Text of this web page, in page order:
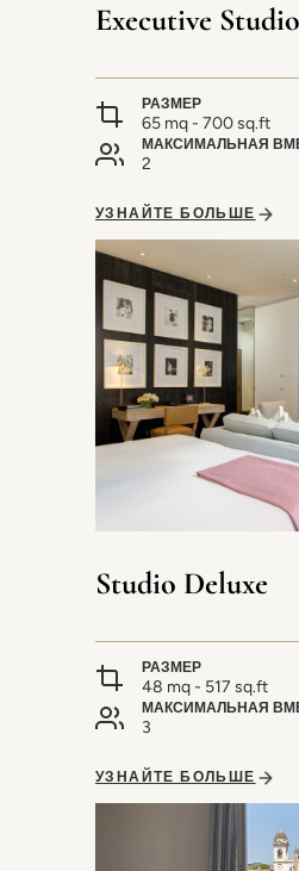
Executive Studio
РАЗМЕР
65 mq - 700 sq.ft
МАКСИМАЛЬНАЯ
2
УЗНАЙТЕ БОЛЬШЕ
Studio Deluxe
РАЗМЕР
48 mq - 517 sq.ft
МАКСИМАЛЬНАЯ
3
УЗНАЙТЕ БОЛЬШЕ